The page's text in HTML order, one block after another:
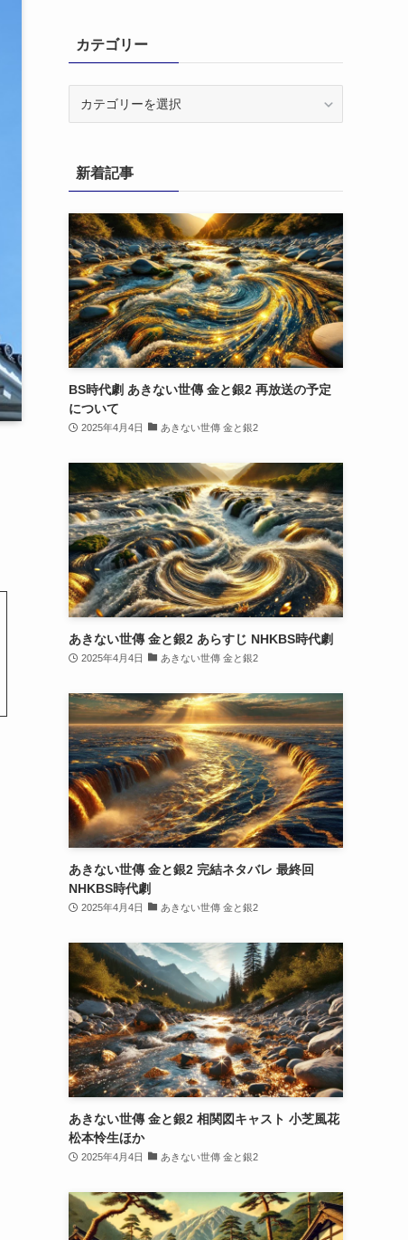
カテゴリー
ー新着記事
BS時代劇 あきない世傳 金と銀2 再放送の予定
について
2025年4月4日 あきない世傳 金と銀2
あきない世傳 金と銀2 あらすじ NHKBS時代劇
2025年4月4日 あきない世傳 金と銀2
あきない世傳 金と銀2 完結ネタバレ 最終回
NHKBS時代劇
2025年4月4日 あきない世傳 金と銀2
あきない世傳 金と銀2 相関図キャスト 小芝風花
松本怜生ほか
2025年4月4日 あきない世傳 金と銀2